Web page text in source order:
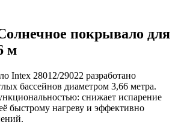
покрывало для
м
Intex 28012/29022 разработано
бассейнов диаметром 3,66 метра.
снижает испарение
быстрому нагреву и эффективно